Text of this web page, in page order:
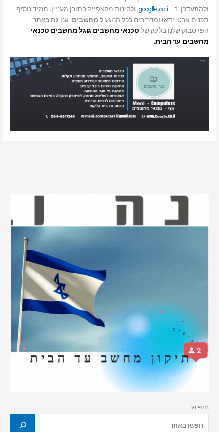
ולהתעדכן ב googlle.co.il ולהינות מהצפייה בתוכן מעניין. תמיד נוסיף
תכנים ארט וידאו ומדריכים בכל הנוגע ל מחשבים. אנו גם באתר
הפייסבוק שלנו בלינק של טכנאי מחשבים גוגל מחשבים טכנאי
מחשבים עד הבית.
חיפוש